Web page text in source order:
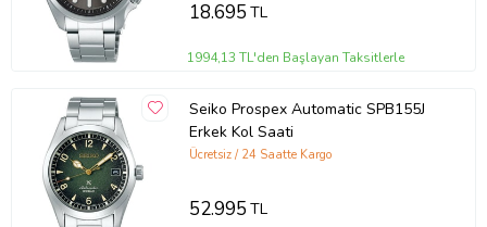
18.695TL
1994,13 TL'den Başlayan Taksitlerle
Seiko Prospex Automatic SPB155J
Erkek Kol Saati
Ücretsiz / 24 Saatte Kargo
52.995TL